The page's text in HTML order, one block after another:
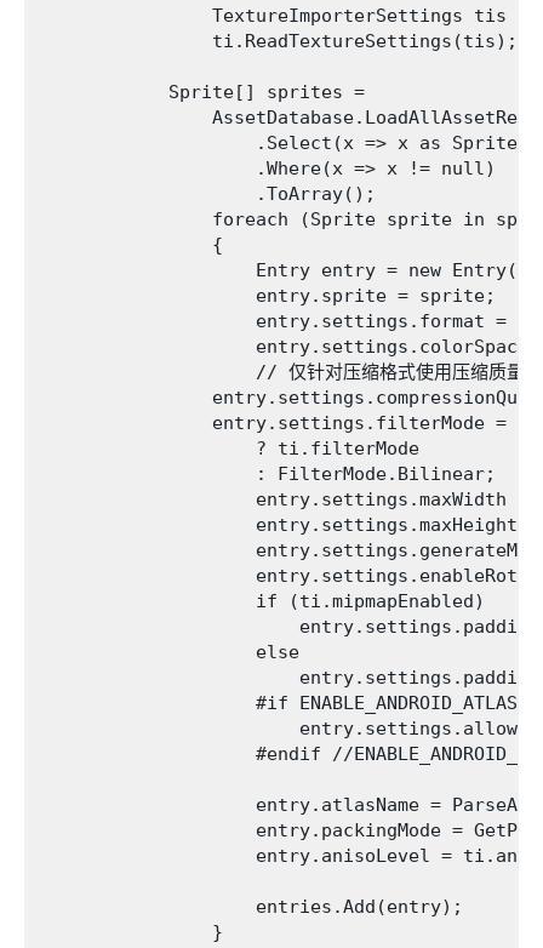
TextureImporterSettings tis =
                ti.ReadTextureSettings(tis);
            Sprite[] sprites =
                    .Select(x => x as Sprite)
                    .Where(x => x != null)
                    .ToArray();
foreach (Sprite sprite in
                {
                    Entry entry = new Entry();
                    entry.sprite = sprite;
entry.settings.format =
entry.settings.colorSpace
// 仅针对压缩格式使用压缩质量进
entry.settings.filterMode =
                    ? ti.filterMode
                    : FilterMode.Bilinear;
entry.settings.maxWidth =
entry.settings.maxHeight
                    if (ti.mipmapEnabled)
                    else
#if
#endif //
entry.atlasName =
entry.packingMode =
entry.anisoLevel =
                    entries.Add(entry);
                }